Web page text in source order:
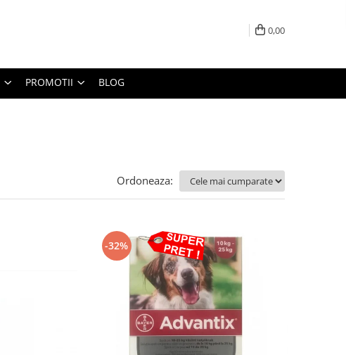
0,00
PROMOTII BLOG
Ordoneaza:
-32%